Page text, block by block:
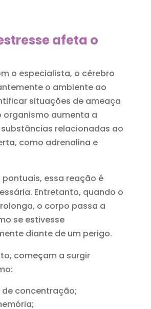
afeta o
o especialista, o cérebro
o ambiente ao
situações de ameaça
organismo aumenta a
relacionadas ao
como adrenalina e
pontuais, essa reação é
Entretanto, quando o
o corpo passa a
se estivesse
diante de um perigo.
começam a surgir
concentração;